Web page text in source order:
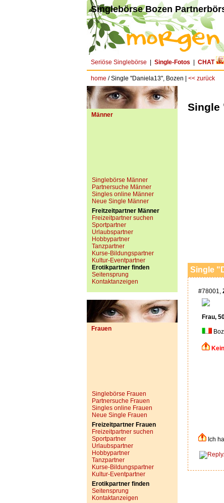
Singlebörse Bozen
Seriöse Singlebörse Single-Fotos CHAT
home / Single "Daniela13", Bozen | << zurück
Männer
Singlebörse Männer
Partnersuche Männer
Singles online Männer
Neue Single Männer
Freitzeitpartner Männer
Freizeitpartner suchen
Sportpartner
Urlaubspartner
Hobbypartner
Tanzpartner
Kurse-Bildungspartner
Kultur-Eventpartner
Erotikpartner finden
Seitensprung
Kontaktanzeigen
Frauen
Singlebörse Frauen
Partnersuche Frauen
Singles online Frauen
Neue Single Frauen
Freizeitpartner Frauen
Freizeitpartner suchen
Sportpartner
Urlaubspartner
Hobbypartner
Tanzpartner
Kurse-Bildungspartner
Kultur-Eventpartner
Erotikpartner finden
Seitensprung
Kontaktanzeigen
Single
Single
#78001,
Frau,
Ich